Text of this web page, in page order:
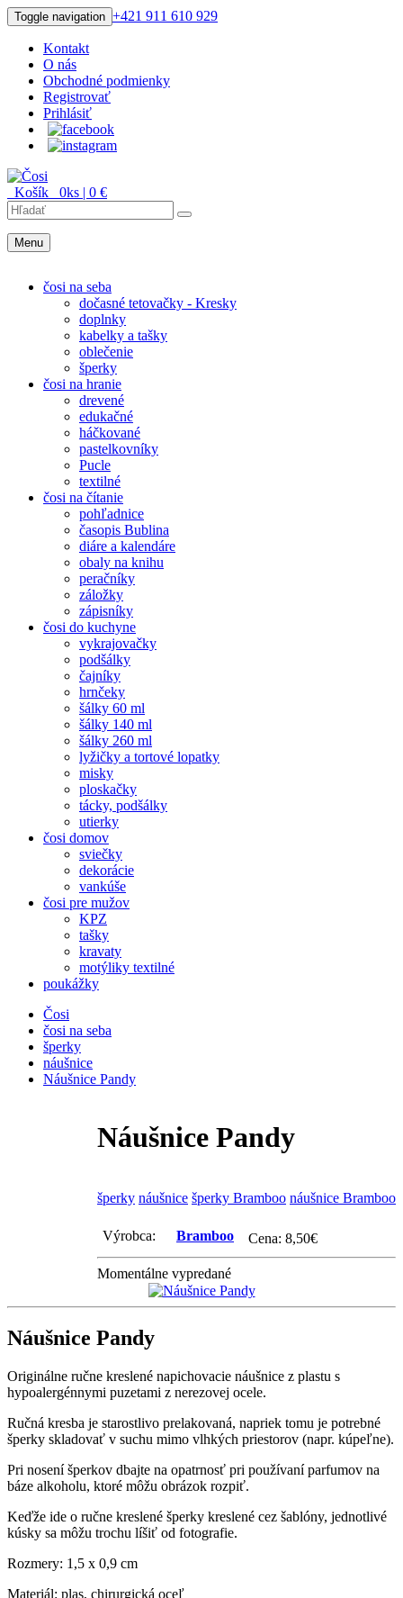
Toggle navigation +421 911 610 929
Kontakt
O nás
Obchodné podmienky
Registrovať
Prihlásiť
Košík 0ks | 0 €
Menu
čosi na seba
dočasné tetovačky - Kresky
doplnky
kabelky a tašky
oblečenie
šperky
čosi na hranie
drevené
edukačné
háčkované
pastelkovníky
Pucle
textilné
čosi na čítanie
pohľadnice
časopis Bublina
diáre a kalendáre
obaly na knihu
peračníky
záložky
zápisníky
čosi do kuchyne
vykrajovačky
podšálky
čajníky
hrnčeky
šálky 60 ml
šálky 140 ml
šálky 260 ml
lyžičky a tortové lopatky
misky
ploskačky
tácky, podšálky
utierky
čosi domov
sviečky
dekorácie
vankúše
čosi pre mužov
KPZ
tašky
kravaty
motýliky textilné
poukážky
Čosi
čosi na seba
šperky
náušnice
Náušnice Pandy
Náušnice Pandy
šperky náušnice šperky Bramboo náušnice Bramboo
Výrobca: Bramboo Cena: 8,50€
Momentálne vypredané
Náušnice Pandy
Originálne ručne kreslené napichovacie náušnice z plastu s
hypoalergénnymi puzetami z nerezovej ocele.
Ručná kresba je starostlivo prelakovaná, napriek tomu je potrebné
šperky skladovať v suchu mimo vlhkých priestorov (napr. kúpeľne).
Pri nosení šperkov dbajte na opatrnosť pri používaní parfumov na
báze alkoholu, ktoré môžu obrázok rozpiť.
Keďže ide o ručne kreslené šperky kreslené cez šablóny, jednotlivé
kúsky sa môžu trochu líšiť od fotografie.
Rozmery: 1,5 x 0,9 cm
Materiál: plas, chirurgická oceľ